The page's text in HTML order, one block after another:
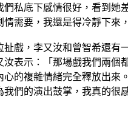
們私底下感情很好，看到她
情需要，我還是得冷靜下來
扯戲，李又汝和曾智希還有
汝表示：「那場戲我們兩個
心的複雜情緒完全釋放出來
我們的演出鼓掌，我真的很